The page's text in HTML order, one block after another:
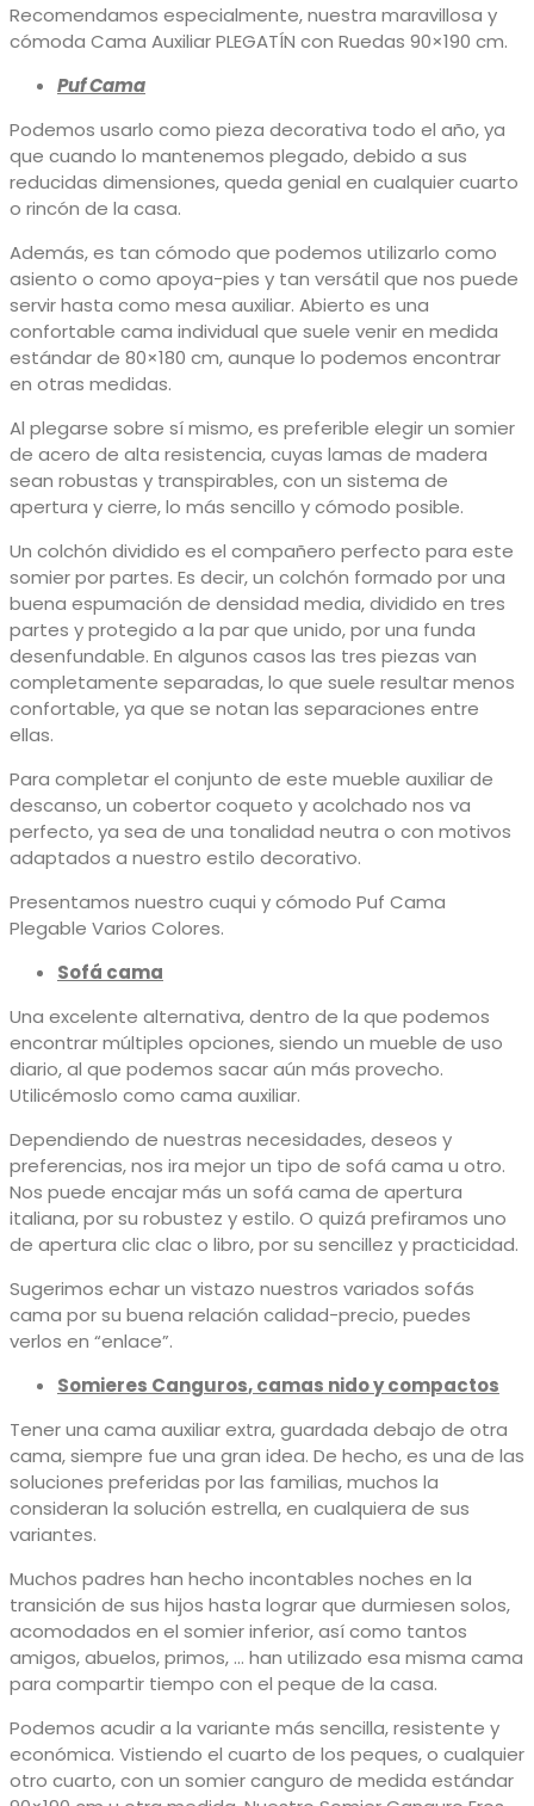
Recomendamos especialmente, nuestra maravillosa y
cómoda Cama Auxiliar PLEGATÍN con Ruedas 90×190 cm.
Puf Cama
Podemos usarlo como pieza decorativa todo el año, ya
que cuando lo mantenemos plegado, debido a sus
reducidas dimensiones, queda genial en cualquier cuarto
o rincón de la casa.
Además, es tan cómodo que podemos utilizarlo como
asiento o como apoya-pies y tan versátil que nos puede
servir hasta como mesa auxiliar. Abierto es una
confortable cama individual que suele venir en medida
estándar de 80×180 cm, aunque lo podemos encontrar
en otras medidas.
Al plegarse sobre sí mismo, es preferible elegir un somier
de acero de alta resistencia, cuyas lamas de madera
sean robustas y transpirables, con un sistema de
apertura y cierre, lo más sencillo y cómodo posible.
Un colchón dividido es el compañero perfecto para este
somier por partes. Es decir, un colchón formado por una
buena espumación de densidad media, dividido en tres
partes y protegido a la par que unido, por una funda
desenfundable. En algunos casos las tres piezas van
completamente separadas, lo que suele resultar menos
confortable, ya que se notan las separaciones entre
ellas.
Para completar el conjunto de este mueble auxiliar de
descanso, un cobertor coqueto y acolchado nos va
perfecto, ya sea de una tonalidad neutra o con motivos
adaptados a nuestro estilo decorativo.
Presentamos nuestro cuqui y cómodo Puf Cama
Plegable Varios Colores.
Sofá cama
Una excelente alternativa, dentro de la que podemos
encontrar múltiples opciones, siendo un mueble de uso
diario, al que podemos sacar aún más provecho.
Utilicémoslo como cama auxiliar.
Dependiendo de nuestras necesidades, deseos y
preferencias, nos ira mejor un tipo de sofá cama u otro.
Nos puede encajar más un sofá cama de apertura
italiana, por su robustez y estilo. O quizá prefiramos uno
de apertura clic clac o libro, por su sencillez y practicidad.
Sugerimos echar un vistazo nuestros variados sofás
cama por su buena relación calidad-precio, puedes
verlos en “enlace”.
Somieres Canguros, camas nido y compactos
Tener una cama auxiliar extra, guardada debajo de otra
cama, siempre fue una gran idea. De hecho, es una de las
soluciones preferidas por las familias, muchos la
consideran la solución estrella, en cualquiera de sus
variantes.
Muchos padres han hecho incontables noches en la
transición de sus hijos hasta lograr que durmiesen solos,
acomodados en el somier inferior, así como tantos
amigos, abuelos, primos, … han utilizado esa misma cama
para compartir tiempo con el peque de la casa.
Podemos acudir a la variante más sencilla, resistente y
económica. Vistiendo el cuarto de los peques, o cualquier
otro cuarto, con un somier canguro de medida estándar